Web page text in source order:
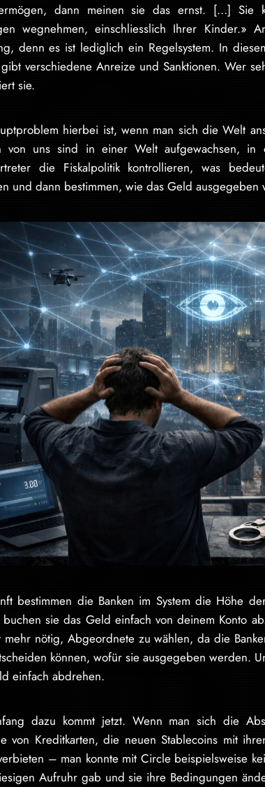
dann meinen sie das ernst. […] Sie
wegnehmen, einschliesslich Ihrer Kinder.»
denn es ist lediglich ein Regelsystem. In
verschiedene Anreize und Sanktionen. Wer
sie.
hierbei ist, wenn man sich die Welt
von uns sind in einer Welt aufgewachsen,
die Fiskalpolitik kontrollieren, was
und dann bestimmen, wie das Geld ausgegeben
bestimmen die Banken im System die Höhe
sie das Geld einfach von deinem Konto
mehr nötig, Abgeordnete zu wählen, da die
können, wofür sie ausgegeben werden.
einfach abdrehen.
dazu kommt jetzt. Wenn man sich die
von Kreditkarten, die neuen Stablecoins mit
– man konnte mit Circle beispielsweise
Aufruhr gab und sie ihre Bedingungen